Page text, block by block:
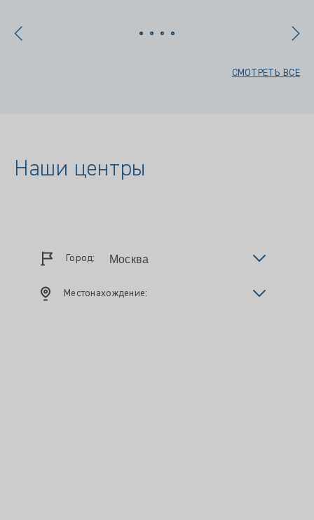
СМОТРЕТЬ ВСЕ
Наши центры
Город:
Местонахождение: